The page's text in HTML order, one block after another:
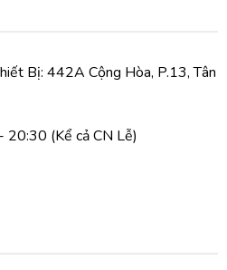
Bị: 442A Cộng Hòa, P.13, Tân
20:30 (Kể cả CN Lễ)